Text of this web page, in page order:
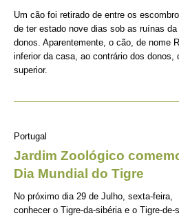
Um cão foi retirado de entre os
de ter estado nove dias sob as ruínas
donos. Aparentemente, o cão, de nome
inferior da casa, ao contrário dos donos,
superior.
Portugal
Jardim Zoológico
Dia Mundial do Tigre
No próximo dia 29 de Julho, sexta-feira,
conhecer o Tigre-da-sibéria e o Tigre-de-